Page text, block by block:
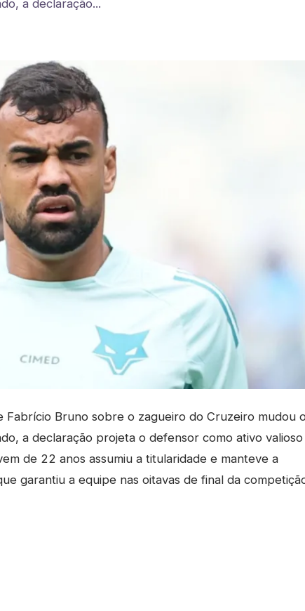
a declaração...
Fabrício Bruno sobre o zagueiro do Cruzeiro mudou
a declaração projeta o defensor como ativo
de 22 anos assumiu a titularidade e manteve a
garantiu a equipe nas oitavas de final da